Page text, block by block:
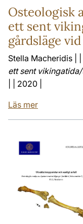
Osteologisk
ett sent
gårdsläge
Stella Macheridis | |
ett sent
| | 2020 |
Läs mer